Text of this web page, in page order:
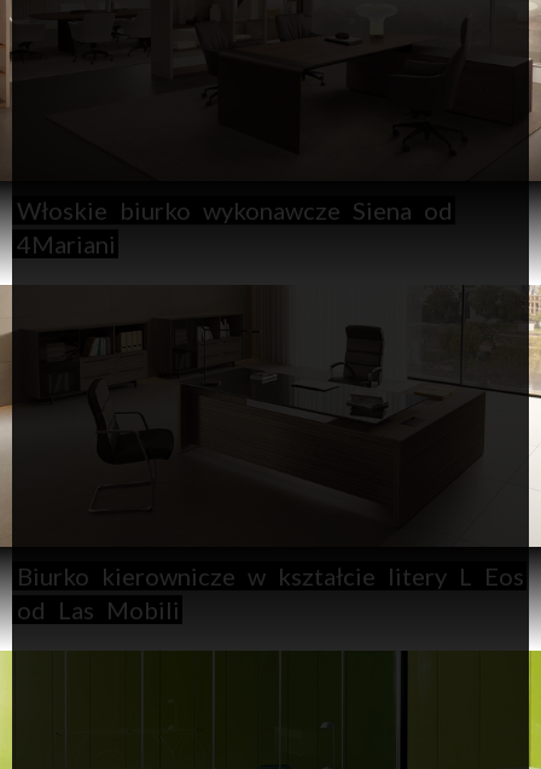
Włoskie biurko wykonawcze Siena od
4Mariani
Biurko kierownicze w kształcie litery L
Eos
od Las Mobili